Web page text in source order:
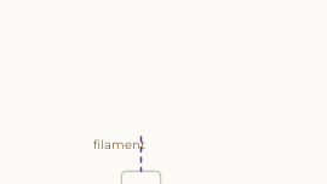
filament